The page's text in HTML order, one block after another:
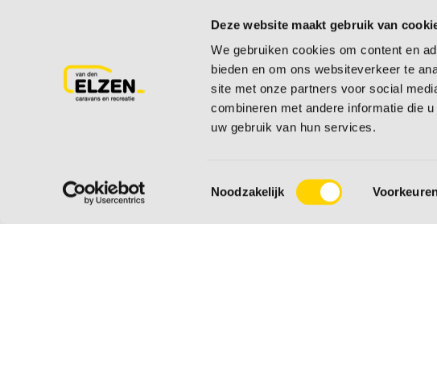
Deze website maakt gebruik van
We gebruiken cookies om content en
bieden en om ons websiteverkeer te
site met onze partners voor social
combineren met andere informatie die
uw gebruik van hun services.
Toestemmingsselectie
Noodzakelijk
Veelgestelde vragen
veelgestelde vragen. Staat het antwoord op uw vraag
contact met ons op via mail, telefoon of via een contact